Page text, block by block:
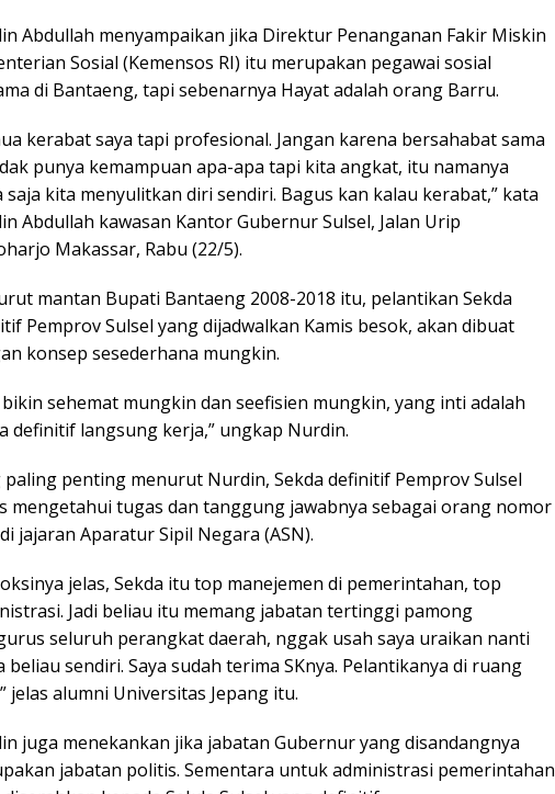
Abdullah menyampaikan jika Direktur Penanganan Fakir Miskin
Sosial (Kemensos RI) itu merupakan pegawai sosial
di Bantaeng, tapi sebenarnya Hayat adalah orang Barru.
kerabat saya tapi profesional. Jangan karena bersahabat sama
punya kemampuan apa-apa tapi kita angkat, itu namanya
saja kita menyulitkan diri sendiri. Bagus kan kalau kerabat,” kata
Abdullah kawasan Kantor Gubernur Sulsel, Jalan Urip
Makassar, Rabu (22/5).
mantan Bupati Bantaeng 2008-2018 itu, pelantikan Sekda
Pemprov Sulsel yang dijadwalkan Kamis besok, akan dibuat
konsep sesederhana mungkin.
bikin sehemat mungkin dan seefisien mungkin, yang inti adalah
definitif langsung kerja,” ungkap Nurdin.
paling penting menurut Nurdin, Sekda definitif Pemprov Sulsel
mengetahui tugas dan tanggung jawabnya sebagai orang nomor
jajaran Aparatur Sipil Negara (ASN).
jelas, Sekda itu top manejemen di pemerintahan, top
Jadi beliau itu memang jabatan tertinggi pamong
seluruh perangkat daerah, nggak usah saya uraikan nanti
beliau sendiri. Saya sudah terima SKnya. Pelantikanya di ruang
jelas alumni Universitas Jepang itu.
juga menekankan jika jabatan Gubernur yang disandangnya
jabatan politis. Sementara untuk administrasi pemerintahan